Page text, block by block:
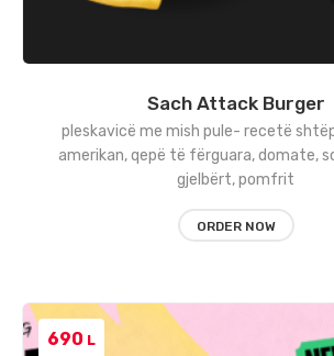
Sach Attack Burger
pleskavicë me mish pule- recetë
amerikan, qepë të fërguara, domate,
gjelbërt, pomfrit
ORDER NOW
690 L